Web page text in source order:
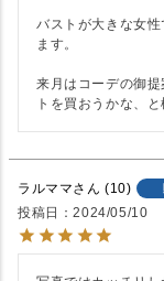
バストが大きな女
ます。
来月はコーデの御
トを買おうかな、と
ラルママ 10
投稿日
2024/05/10